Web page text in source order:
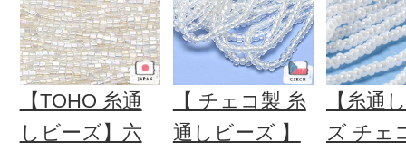
【TOHO 糸通
しビーズ】六
【 チェコ製 糸
通しビーズ 】
【糸通
ズ チェ